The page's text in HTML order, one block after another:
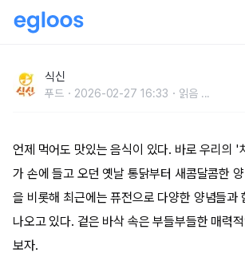
식신
푸드 2026-02-27 16:33 읽음 ...
언제 먹어도 맛있는 음식이 있다. 바로 우리의 '
가 손에 들고 오던 옛날 통닭부터 새콤달콤한
을 비롯해 최근에는 퓨전으로 다양한 양념들과
나오고 있다. 겉은 바삭 속은 부들부들한 매력
보자.